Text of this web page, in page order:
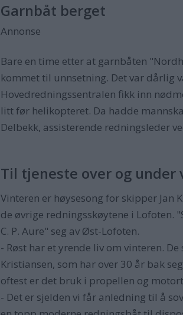
Garnbåt berget
Annonse
Bare en time etter at garnbåten
kommet til unnsetning. Det var dårlig
Hovedredningssentralen fikk inn
litt før helikopteret. Da hadde
Delbekk, assisterende redningsleder
Til tjeneste over og under
Vinteren er høysesong for skipper Jan
de øvrige redningsskøytene i
C. P. Aure" seg av Øst-Lofoten.
- Røst har et yrende liv om vinteren.
Kristiansen, som har over 30 år bak
oftest er det bruk i propellen og
- Det er sjelden vi får anledning til å